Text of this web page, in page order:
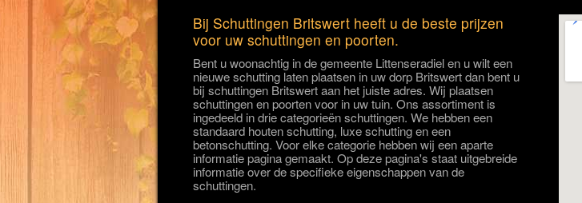
Bij Schuttingen Britswert heeft u de beste prijzen
voor uw schuttingen en poorten.
Bent u woonachtig in de gemeente Littenseradiel en u wilt een
nieuwe schutting laten plaatsen in uw dorp Britswert dan bent u
bij schuttingen Britswert aan het juiste adres. Wij plaatsen
schuttingen en poorten voor in uw tuin. Ons assortiment is
ingedeeld in drie categorieën schuttingen. We hebben een
standaard houten schutting, luxe schutting en een
betonschutting. Voor elke categorie hebben wij een aparte
informatie pagina gemaakt. Op deze pagina's staat uitgebreide
informatie over de specifieke eigenschappen van de
schuttingen.